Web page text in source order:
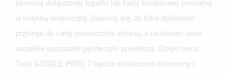
pomocą dołączonej łopatki lub karty kredytowej owiniętej
w miękką ściereczkę. Upewnij się, że folia dokładnie
przylega do całej powierzchni ekranu, a na koniec usuń
wszelkie pozostałe pęcherzyki powietrza. Dzięki temu
Twój GOOGLE PIXEL 7 będzie skutecznie chroniony i